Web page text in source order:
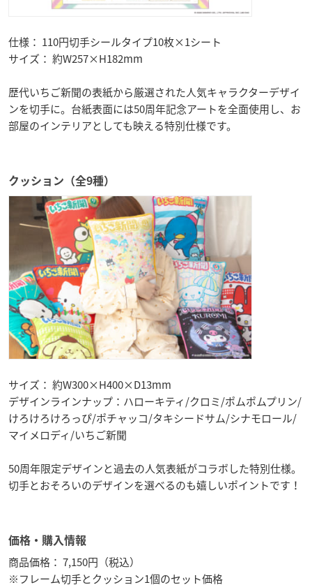
仕様： 110円切手シールタイプ10枚×1シート
サイズ： 約W257×H182mm
歴代いちご新聞の表紙から厳選された人気キャラクターデザイ
ンを切手に。台紙表面には50周年記念アートを全面使用し、お
部屋のインテリアとしても映える特別仕様です。
クッション（全9種）
サイズ： 約W300×H400×D13mm
デザインラインナップ：ハローキティ/クロミ/ポムポムプリン/
けろけろけろっぴ/ポチャッコ/タキシードサム/シナモロール/
マイメロディ/いちご新聞
50周年限定デザインと過去の人気表紙がコラボした特別仕様。
切手とおそろいのデザインを選べるのも嬉しいポイントです！
価格・購入情報
商品価格： 7,150円（税込）
※フレーム切手とクッション1個のセット価格